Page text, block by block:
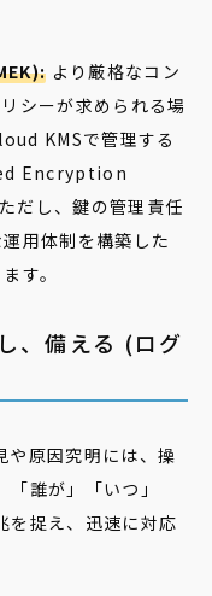
より厳格なコン
シーが求められる場
KMSで管理する
Encryption
だし、鍵の管理責任
用体制を構築した
す。
、備える (ログ
や原因究明には、操
誰が」「いつ」
を捉え、迅速に対応